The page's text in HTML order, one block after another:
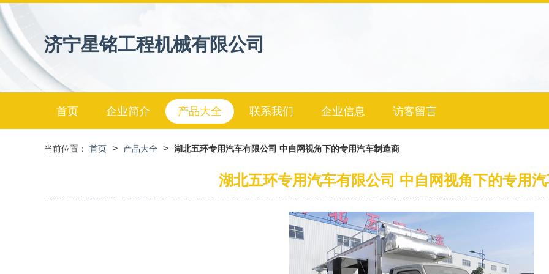
济宁星铭工程机械有限公司
首页 企业简介 产品大全 联系我们 企业信息 访客留言
当前位置： 首页 > 产品大全 > 湖北五环专用汽车有限公司 中自网视角下的专用汽车制造商
湖北五环专用汽车有限公司 中自网视角下的专用